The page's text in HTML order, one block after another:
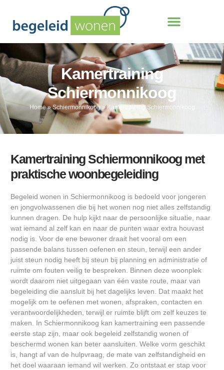
Kamertraining
Schiermonnikoog
Home»Schiermonnikoog»Kamertraining Schiermonnikoog
Kamertraining Schiermonnikoog met
praktische woonbegeleiding
Begeleid wonen in Schiermonnikoog is bedoeld voor jongeren
en jongvolwassenen die bij het wonen nog niet alles zelfstandig
kunnen dragen. De hulp kijkt naar de persoonlijke situatie, naar
wat iemand al zelf kan en naar de punten waar extra houvast
nodig is. Voor de ene bewoner draait het vooral om een
passende balans tussen oefenen en steun, terwijl een ander
juist steun nodig heeft bij steun bij planning en administratie of
ruimte om fouten veilig te bespreken. Binnen deze woonplek
wordt daarom niet uitgegaan van één vaste route, maar van
begeleiding die aansluit bij het dagelijks leven. Dat maakt het
mogelijk om te oefenen met wonen, afspraken, contacten en
verantwoordelijkheden, terwijl er ruimte blijft om zelf keuzes te
maken. In Schiermonnikoog kan kamertraining een passende
eerste stap zijn, maar ook begeleid zelfstandig wonen of
beschermd wonen kan beter aansluiten. Welke vorm geschikt
is, hangt af van de hulpvraag, de mate van zelfstandigheid en
het doel waaraan iemand wil werken. Zo ontstaat er stap voor